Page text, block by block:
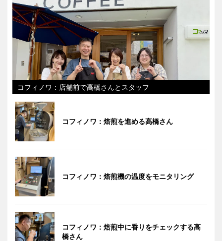
コフィノワ：店舗前で高橋さんとスタッフ
コフィノワ：焙煎を進める高橋さん
コフィノワ：焙煎機の温度をモニタリング
コフィノワ：焙煎中に香りをチェックする高
橋さん